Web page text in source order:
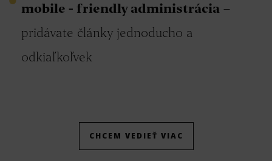
mobile - friendly administrácia –
pridávate články jednoducho a
odkiaľkoľvek
CHCEM VEDIEŤ VIAC